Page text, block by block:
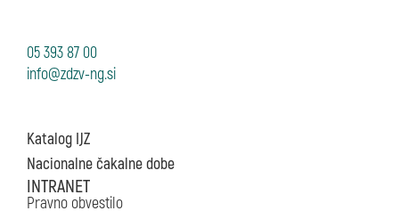
05 393 87 00
Katalog IJZ
Nacionalne čakalne dobe
INTRANET
Pravno obvestilo